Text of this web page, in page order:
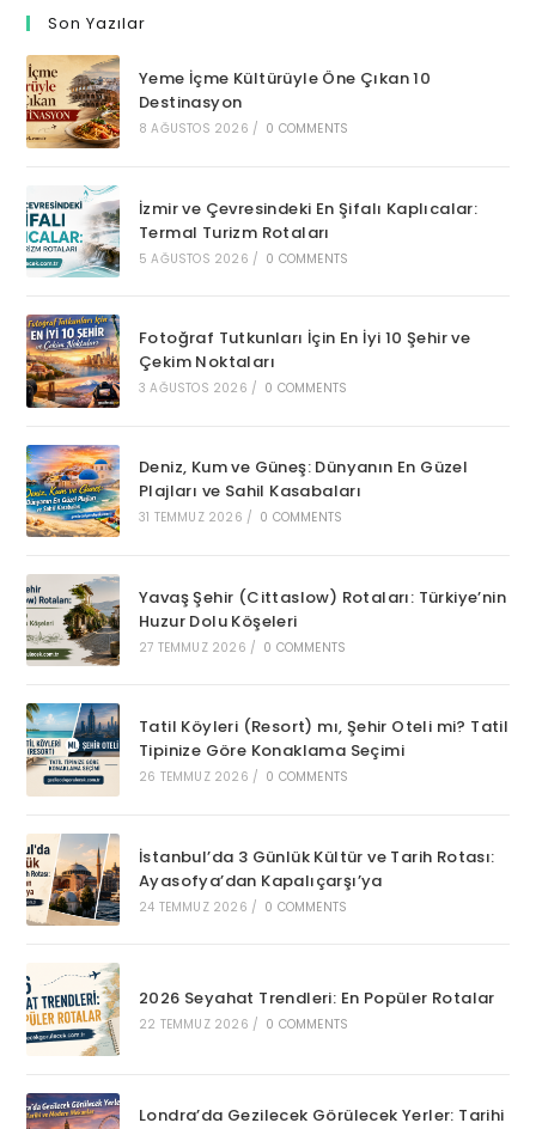
Son Yazılar
Yeme İçme Kültürüyle Öne Çıkan 10
Destinasyon
8 AĞUSTOS 2026 / 0 COMMENTS
İzmir ve Çevresindeki En Şifalı Kaplıcalar:
Termal Turizm Rotaları
5 AĞUSTOS 2026 / 0 COMMENTS
Fotoğraf Tutkunları İçin En İyi 10 Şehir ve
Çekim Noktaları
3 AĞUSTOS 2026 / 0 COMMENTS
Deniz, Kum ve Güneş: Dünyanın En Güzel
Plajları ve Sahil Kasabaları
31 TEMMUZ 2026 / 0 COMMENTS
Yavaş Şehir (Cittaslow) Rotaları: Türkiye’nin
Huzur Dolu Köşeleri
27 TEMMUZ 2026 / 0 COMMENTS
Tatil Köyleri (Resort) mı, Şehir Oteli mi? Tatil
Tipinize Göre Konaklama Seçimi
26 TEMMUZ 2026 / 0 COMMENTS
İstanbul’da 3 Günlük Kültür ve Tarih Rotası:
Ayasofya’dan Kapalıçarşı’ya
24 TEMMUZ 2026 / 0 COMMENTS
2026 Seyahat Trendleri: En Popüler Rotalar
22 TEMMUZ 2026 / 0 COMMENTS
Londra’da Gezilecek Görülecek Yerler: Tarihi